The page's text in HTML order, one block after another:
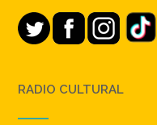
RADIO CULTURAL